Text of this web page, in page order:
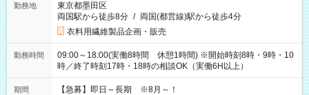
勤務地
東京都墨田区
両国駅から徒歩8分 / 両国(都営線)駅から徒歩4分
衣料用繊維製品企画・販売
勤務時間
09:00～18:00(実働8時間 休憩1時間) ※開始時刻8時・9時・10
時／終了時刻17時・18時の相談OK（実働6H以上）
期間 【急募】即日～長期 ※8月～！